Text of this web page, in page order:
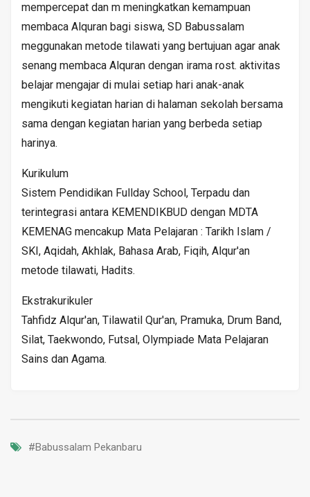
mempercepat dan m meningkatkan kemampuan
membaca Alquran bagi siswa, SD Babussalam
meggunakan metode tilawati yang bertujuan agar anak
senang membaca Alquran dengan irama rost. aktivitas
belajar mengajar di mulai setiap hari anak-anak
mengikuti kegiatan harian di halaman sekolah bersama
sama dengan kegiatan harian yang berbeda setiap
harinya.
Kurikulum
Sistem Pendidikan Fullday School, Terpadu dan
terintegrasi antara KEMENDIKBUD dengan MDTA
KEMENAG mencakup Mata Pelajaran : Tarikh Islam /
SKI, Aqidah, Akhlak, Bahasa Arab, Fiqih, Alqur'an
metode tilawati, Hadits.
Ekstrakurikuler
Tahfidz Alqur'an, Tilawatil Qur'an, Pramuka, Drum Band,
Silat, Taekwondo, Futsal, Olympiade Mata Pelajaran
Sains dan Agama.
#Babussalam Pekanbaru